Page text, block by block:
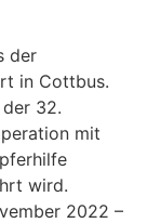
der
in Cottbus.
32.
mit
wird.
2022 –